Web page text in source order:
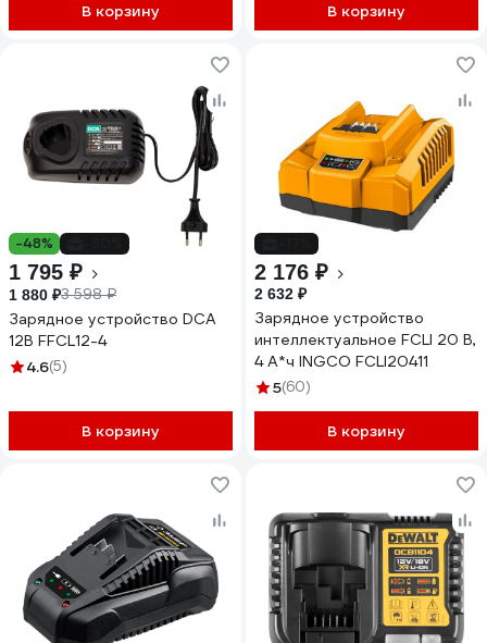
В корзину В корзину
-48%
1 795 ₽
1 880 ₽3 598 ₽
Зарядное устройство DCA
12В FFCL12-4
4.6(5)
В корзину
2 176 ₽
2 632 ₽
Зарядное устройство
интеллектуальное FCLI 20 В,
4 А*ч INGCO FCLI20411
5(60)
В корзину